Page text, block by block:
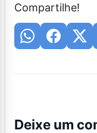
Compartilhe!
Deixe um